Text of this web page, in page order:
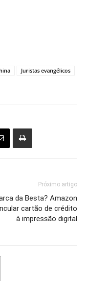
Juristas evangélicos
Próximo artigo
da Besta? Amazon
cartão de crédito
à impressão digital